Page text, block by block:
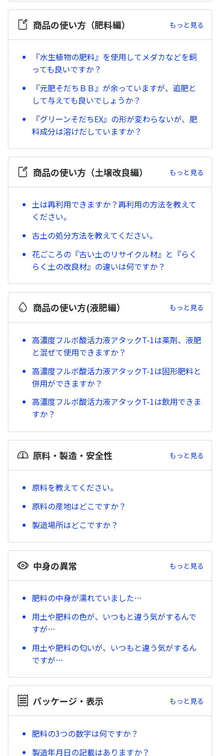
商品の使い方（肥料編） もっと見る
『水生植物の肥料』を使用してメダカなどを飼
っても良いですか？
『元肥そだちＢＢ』が余っていますが、追肥と
して与えても良いでしょうか？
『グリーンそだちEX』の形が変わらないが、肥
料成分は溶けだしていますか？
商品の使い方（土壌改良編） もっと見る
土は再利用できますか？再利用の方法を教えて
ください。
古土の処分方法を教えてください。
花ごころの『古い土のリサイクル材』と『らく
らく土の改良材』の違いは何ですか？
商品の使い方(液肥編） もっと見る
高濃度フルボ酸活力液アタックT-1は薬剤、液肥
と混ぜて使用できますか？
高濃度フルボ酸活力液アタックT-1は固形肥料と
併用ができますか？
高濃度フルボ酸活力液アタックT-1は飲用できま
すか？
原料・製造・安全性 もっと見る
原料を教えてください。
原料の産地はどこですか？
製造場所はどこですか？
中身の異常 もっと見る
肥料の中身が濡れていました…
用土や肥料の色が、いつもと違う気がするんで
すが…
用土や肥料の匂いが、いつもと違う気がするん
ですが…
パッケージ・表示 もっと見る
肥料の3つの数字は何ですか？
製造年月日の記載はありますか？